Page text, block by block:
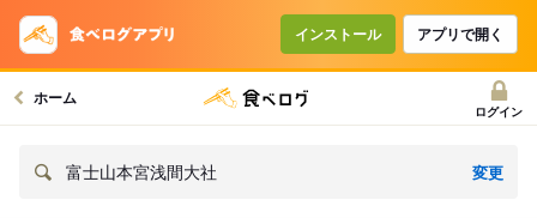
インストール アプリで開く
ホーム
ログイン
富士山本宮浅間大社 変更